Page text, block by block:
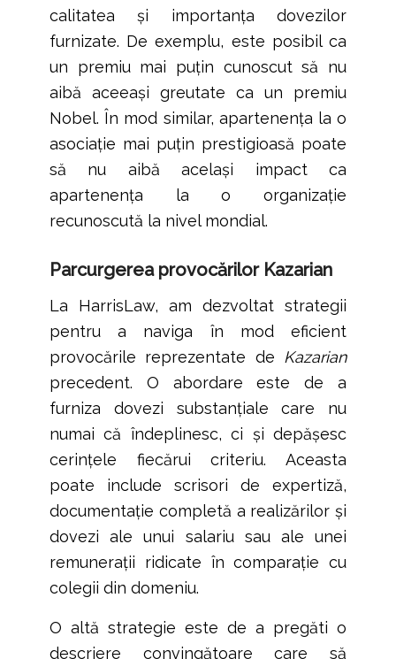
calitatea și importanța dovezilor
furnizate. De exemplu, este posibil ca
un premiu mai puțin cunoscut să nu
aibă aceeași greutate ca un premiu
Nobel. În mod similar, apartenența la o
asociație mai puțin prestigioasă poate
să nu aibă același impact ca
apartenența la o organizație
recunoscută la nivel mondial.
Parcurgerea provocărilor Kazarian
La HarrisLaw, am dezvoltat strategii
pentru a naviga în mod eficient
provocările reprezentate de Kazarian
precedent. O abordare este de a
furniza dovezi substanțiale care nu
numai că îndeplinesc, ci și depășesc
cerințele fiecărui criteriu. Aceasta
poate include scrisori de expertiză,
documentație completă a realizărilor și
dovezi ale unui salariu sau ale unei
remunerații ridicate în comparație cu
colegii din domeniu.
O altă strategie este de a pregăti o
descriere convingătoare care să